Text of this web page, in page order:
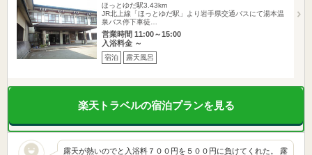
ほっとゆだ駅3.43km
JR北上線「ほっとゆだ駅」より岩手県交通バスにて湯本温
泉バス停下車徒…
営業時間 11:00～15:00
入浴料金 ～
宿泊 露天風呂
楽天トラベルの宿泊プランを見る
露天が熱いのでと入浴料７００円を５００円に負けてくれた。 露